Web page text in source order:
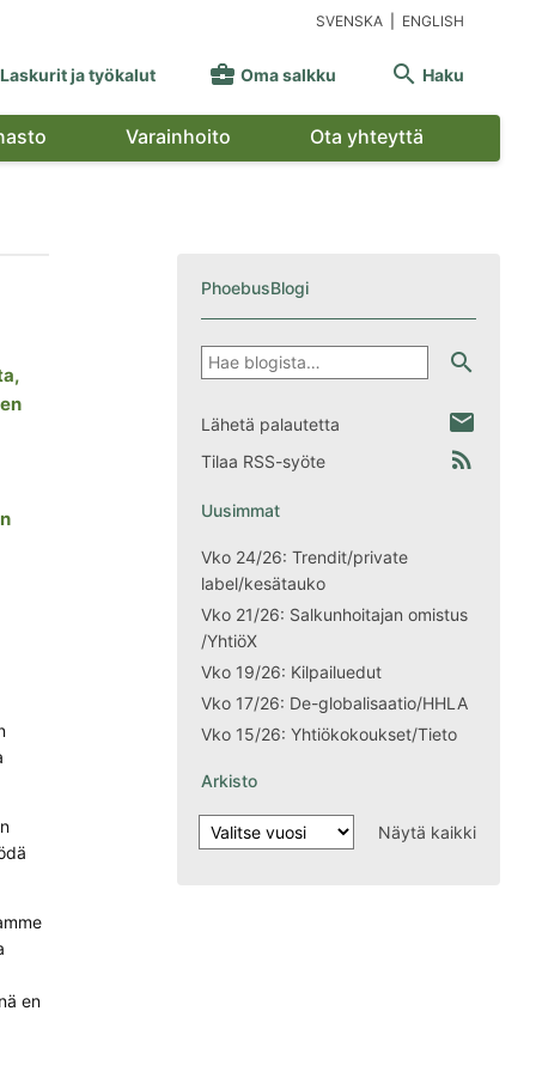
SVENSKA ENGLISH
Laskurit ja työkalut  Oma salkku  Haku
Varainhoito Ota yhteyttä
en
PhoebusBlogi
Hae
search
Lähetä palautetta email
Tilaa RSS-syöte rss_feed
Uusimmat
Vko 24/26: Trendit/private
label/kesätauko
Vko 21/26: Salkunhoitajan omistus
/YhtiöX
Vko 19/26: Kilpailuedut
Vko 17/26: De-globalisaatio/HHLA
Vko 15/26: Yhtiökokoukset/Tieto
Arkisto
Näytä kaikki